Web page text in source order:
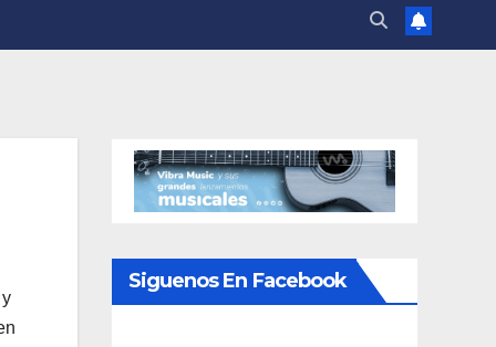
Siguenos En Facebook